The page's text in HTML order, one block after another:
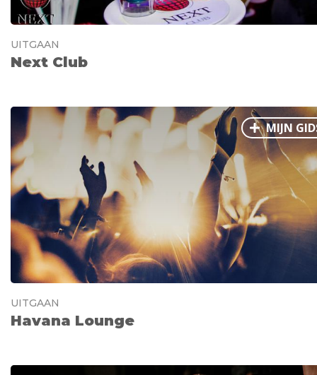
UITGAAN
Next Club
MIJN
UITGAAN
Havana Lounge